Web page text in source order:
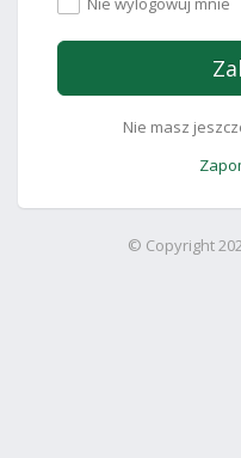
Nie masz
© Copyright